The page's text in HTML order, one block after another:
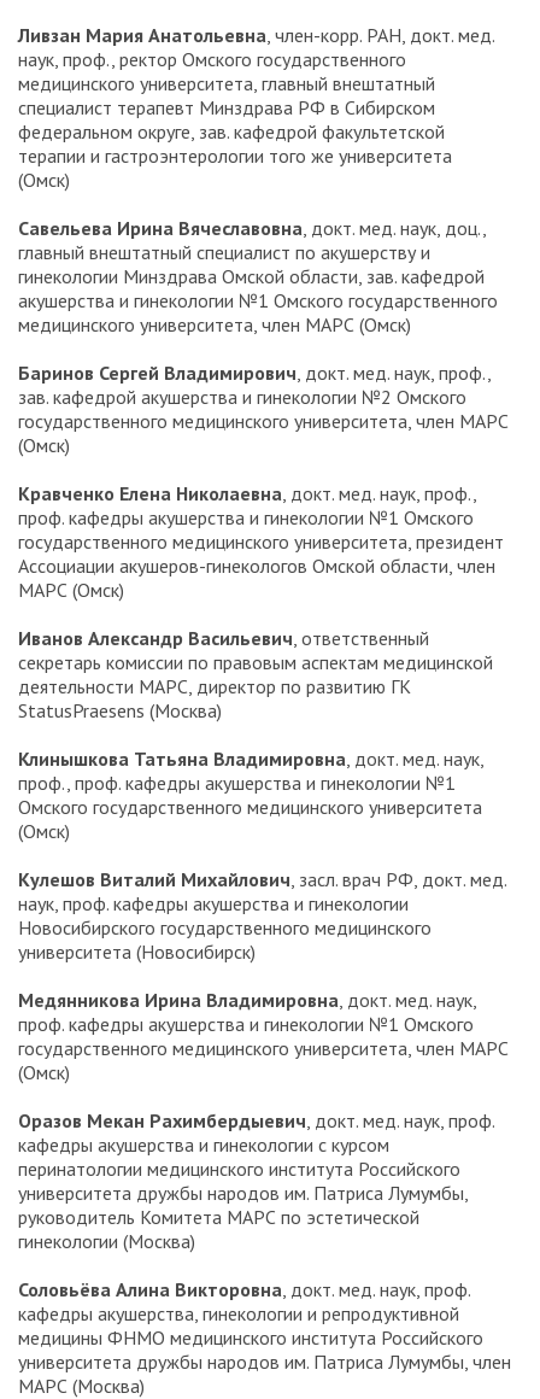
Ливзан Мария Анатольевна , член-корр. РАН, докт. мед.
наук, проф., ректор Омского государственного
медицинского университета, главный внештатный
специалист терапевт Минздрава РФ в Сибирском
федеральном округе, зав. кафедрой факультетской
терапии и гастроэнтерологии того же университета
(Омск)
Савельева Ирина Вячеславовна , докт. мед. наук, доц.,
главный внештатный специалист по акушерству и
гинекологии Минздрава Омской области, зав. кафедрой
акушерства и гинекологии №1 Омского государственного
медицинского университета, член МАРС (Омск)
Баринов Сергей Владимирович , докт. мед. наук, проф.,
зав. кафедрой акушерства и гинекологии №2 Омского
государственного медицинского университета, член МАРС
(Омск)
Кравченко Елена Николаевна , докт. мед. наук, проф.,
проф. кафедры акушерства и гинекологии №1 Омского
государственного медицинского университета, президент
Ассоциации акушеров-гинекологов Омской области, член
МАРС (Омск)
Иванов Александр Васильевич , ответственный
секретарь комиссии по правовым аспектам медицинской
деятельности МАРС, директор по развитию ГК
StatusPraesens (Москва)
Клинышкова Татьяна Владимировна , докт. мед. наук,
проф., проф. кафедры акушерства и гинекологии №1
Омского государственного медицинского университета
(Омск)
Кулешов Виталий Михайлович , засл. врач РФ, докт. мед.
наук, проф. кафедры акушерства и гинекологии
Новосибирского государственного медицинского
университета (Новосибирск)
Медянникова Ирина Владимировна , докт. мед. наук,
проф. кафедры акушерства и гинекологии №1 Омского
государственного медицинского университета, член МАРС
(Омск)
Оразов Мекан Рахимбердыевич , докт. мед. наук, проф.
кафедры акушерства и гинекологии с курсом
перинатологии медицинского института Российского
университета дружбы народов им. Патриса Лумумбы,
руководитель Комитета МАРС по эстетической
гинекологии (Москва)
Соловьёва Алина Викторовна , докт. мед. наук, проф.
кафедры акушерства, гинекологии и репродуктивной
медицины ФНМО медицинского института Российского
университета дружбы народов им. Патриса Лумумбы, член
МАРС (Москва)